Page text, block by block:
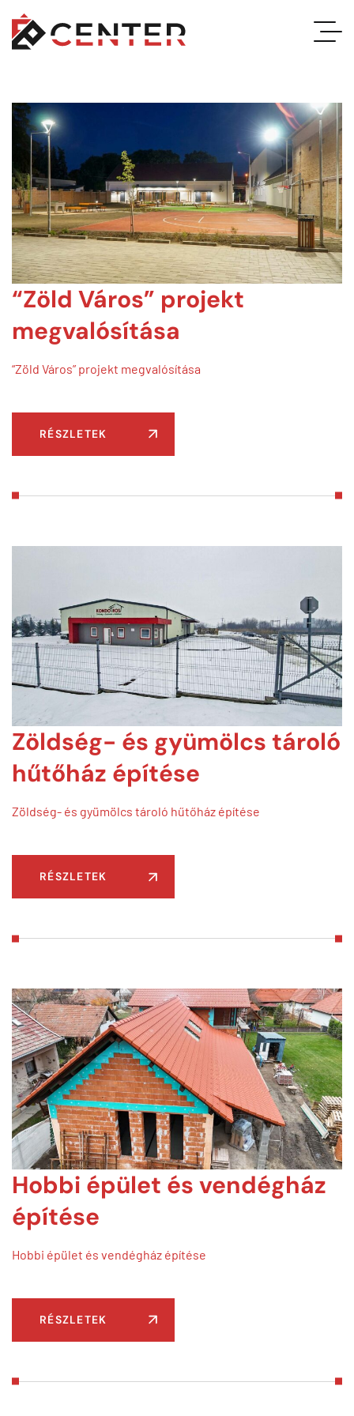
“Zöld Város” projekt
megvalósítása
“Zöld Város” projekt megvalósítása
RÉSZLETEK
Zöldség- és gyümölcs tároló
hűtőház építése
Zöldség- és gyümölcs tároló hűtőház építése
RÉSZLETEK
Hobbi épület és vendégház
építése
Hobbi épület és vendégház építése
RÉSZLETEK